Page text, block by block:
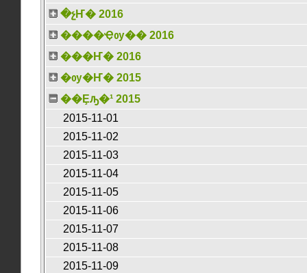
�չҤ� 2016
����Ҿѹ�� 2016
���Ҥ� 2016
�ѹ�Ҥ� 2015
��Ȩԡ�¹ 2015
2015-11-01
2015-11-02
2015-11-03
2015-11-04
2015-11-05
2015-11-06
2015-11-07
2015-11-08
2015-11-09